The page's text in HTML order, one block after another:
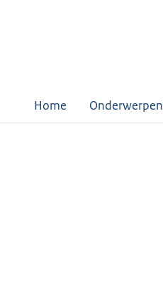
Home Onderwerpen